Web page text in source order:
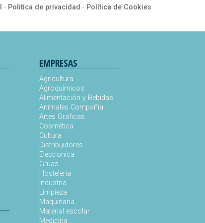
- Politica de privacidad - Política de Cookies
EMPRESAS
Agricultura
Agroquímicos
Alimentación y Bebidas
Animales Compañía
Artes Gráficas
Cosmética
Cultura
Distribuidores
Electronica
Gruas
Hosteleria
Industria
Limpieza
Maquinaria
Material escolar
Medicina